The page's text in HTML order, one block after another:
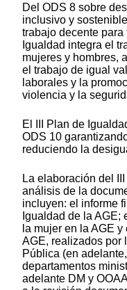
Del ODS 8 sobre
inclusivo y
trabajo decente
Igualdad integra el
mujeres y hombres,
el trabajo de igual
laborales y la
violencia y la
El III Plan de
ODS 10
reduciendo la
La elaboración del
análisis de la
incluyen: el informe
Igualdad de la AGE;
la mujer en la AGE
AGE, realizados por
Pública (en
departamentos
adelante DM y